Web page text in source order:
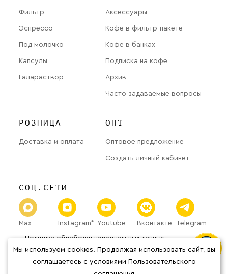
Фильтр
Эспрессо
Под молочко
Капсулы
Галараствор
Аксессуары
Кофе в фильтр-пакете
Кофе в банках
Подписка на кофе
Архив
Часто задаваемые вопросы
РОЗНИЦА
Доставка и оплата
ОПТ
Оптовое предложение
Создать личный кабинет
СОЦ.СЕТИ
Max Instagram* Youtube Вконтакте Telegram
Политика обработки персональных данных
Публичная оферта
© 2026 «The Welder Catherine» Все права защищены.
Мы используем cookies. Продолжая использовать сайт, вы
соглашаетесь с условиями Пользовательского